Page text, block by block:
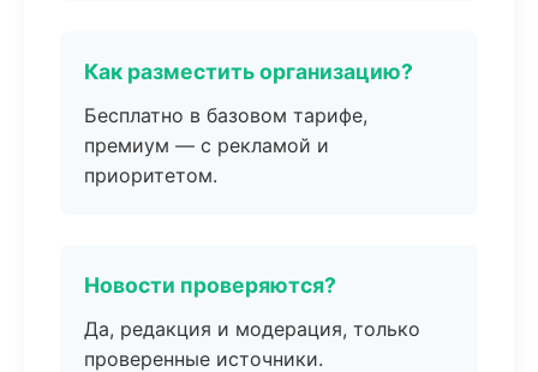
Как разместить организацию?
Бесплатно в базовом тарифе,
премиум — с рекламой и
приоритетом.
Новости проверяются?
Да, редакция и модерация, только
проверенные источники.